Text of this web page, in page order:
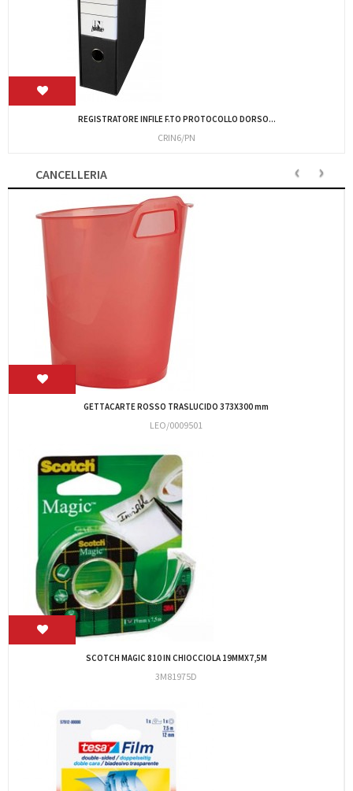
REGISTRATORE INSIDE 2 GIALLO COMMERCIALE...
CRIN2/G
CANCELLERIA ‹ ›
23016 TIMBRO PRINTER NEW COLOP 10 UTILE...
WG/P10
29090 CORRETTORE ROLLER IN LINEA mm.5 x...
B/ROLLER